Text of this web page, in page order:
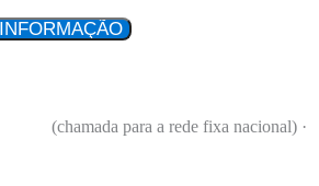
(chamada para a rede fixa nacional) ·